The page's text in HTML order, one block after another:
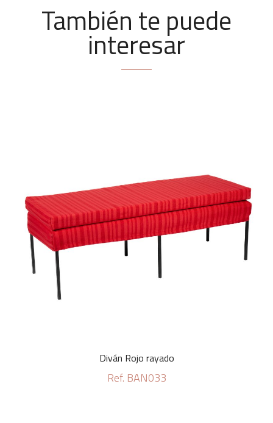
También te puede
interesar
Diván Rojo rayado
Ref. BAN033